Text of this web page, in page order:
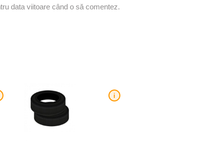
data viitoare când o să comentez.
i